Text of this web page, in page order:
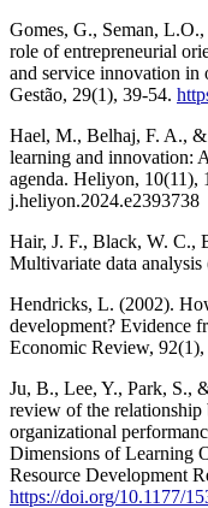
Gomes, G., Seman,
role of entrepreneurial
and service innovation in
Gestão, 29(1), 39-54.
Hael, M., Belhaj, F. A.,
learning and innovation:
agenda. Heliyon, 10(11),
j.heliyon.2024.e2393738
Hair, J. F., Black, W. C.,
Multivariate data
Hendricks, L. (2002).
development? Evidence
Economic Review, 92(1),
Ju, B., Lee, Y., Park, S.,
review of the relationship
organizational
Dimensions of Learning
Resource Development
https://doi.org/10.1177/